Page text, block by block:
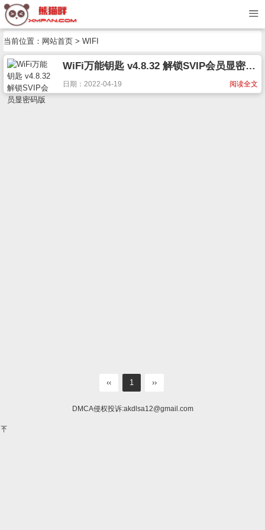
当前位置： 网站首页 > WIFI
WiFi万能钥匙 v4.8.32 解锁SVIP会员显密码版
阅读全文
日期：2022-04-19
‹‹ 1 ››
DMCA侵权投诉:akdlsa12@gmail.com